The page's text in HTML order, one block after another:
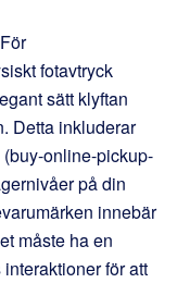
fotavtryck
sätt klyftan
Detta inkluderar
online-pickup-
på din
innebär
måste ha en
för att